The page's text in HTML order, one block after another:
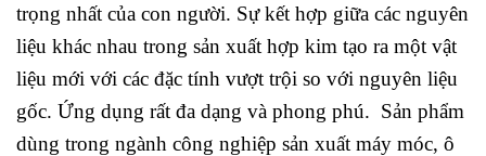
trọng nhất của con người. Sự kết hợp giữa các nguyên
liệu khác nhau trong sản xuất hợp kim tạo ra một vật
liệu mới với các đặc tính vượt trội so với nguyên liệu
gốc. Ứng dụng rất đa dạng và phong phú. Sản phẩm
dùng trong ngành công nghiệp sản xuất máy móc, ô